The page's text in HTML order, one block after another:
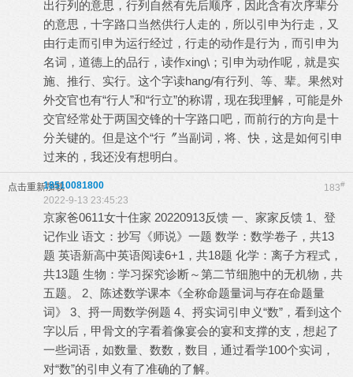
出行列的意思，行列自然有先后顺序，因此含有次序辈分
的意思，十字路口当然供行人走的，所以引申为行走，又
由行走而引申为运行经过，行走的动作是行为，而引申为
名词，道德上的品行，读作xing\；引申为动作呢，就是实
施、推行、实行。这个字读hang/有行列、等、辈。果然对
外交官也有“行人”和“行立”的称谓，现在我理解，可能是外
交官经常处于两国交锋的十字路口吧，而前行的方向是十
分关键的。但是这个“行〞当副词，将、快，这是如何引申
过来的，我还没有想明白。
点击重新加载 183#
18510081800
2022-9-13 23:45:23
京家爸0611女十住家 20220913反馈 一、家家反馈 1、登
记作业 语文：抄写《师说》一题 数学：数学卷子，共13
题 英语新高中英语阅读6+1，共18题 化学：离子方程式，
共13题 生物：学习探究诊断～第二节细胞中的无机物，共
五题。 2、陈述数学课本《全称命题量词与存在命题量
词》 3、捋一周数学例题 4、捋实词引申义“数”，看到这个
字以后，甲骨文的字看着像宴会的宴和支撑的支，想起了
一些词语，如数量、数数，数目，通过看学100个实词，
对“数”的引申义有了准确的了解。